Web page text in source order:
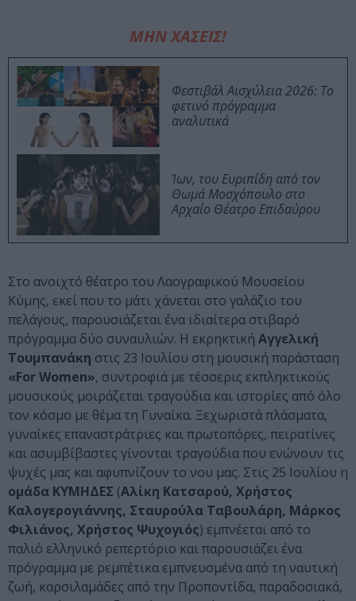
ΜΗΝ ΧΑΣΕΙΣ!
Φεστιβάλ Αισχύλεια 2026: Το
φετινό πρόγραμμα
αναλυτικά
Ίων, του Ευριπίδη από τον
Θωμά Μοσχόπουλο στο
Αρχαίο Θέατρο Επιδαύρου
Στο ανοιχτό θέατρο του Λαογραφικού Μουσείου
Κύμης, εκεί που το μάτι χάνεται στο γαλάζιο του
πελάγους, παρουσιάζεται ένα ιδιαίτερα στιβαρό
πρόγραμμα δύο συναυλιών. Η εκρηκτική Αγγελική
Τουμπανάκη στις 23 Ιουλίου στη μουσική παράσταση
«For Women», συντροφιά με τέσσερις εκπληκτικούς
μουσικούς μοιράζεται τραγούδια και ιστορίες από όλο
τον κόσμο με θέμα τη Γυναίκα. Ξεχωριστά πλάσματα,
γυναίκες επαναστράτριες και πρωτοπόρες, πειρατίνες
και ασυμβίβαστες γίνονται τραγούδια που ενώνουν τις
ψυχές μας και αφυπνίζουν το νου μας. Στις 25 Ιουλίου η
ομάδα ΚΥΜΗΔΕΣ (Αλίκη Κατσαρού, Χρήστος
Καλογερογιάννης, Σταυρούλα Ταβουλάρη, Μάρκος
Φιλιάνος, Χρήστος Ψυχογιός) εμπνέεται από το
παλιό ελληνικό ρεπερτόριο και παρουσιάζει ένα
πρόγραμμα με ρεμπέτικα εμπνευσμένα από τη ναυτική
ζωή, καρσιλαμάδες από την Προποντίδα, παραδοσιακά,